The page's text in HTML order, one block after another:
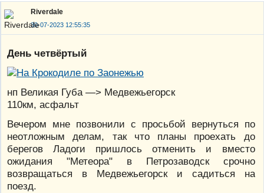
Riverdale
30-07-2023 12:55:35
День четвёртый
нп Великая Губа —> Медвежьегорск
110км, асфальт
Вечером мне позвонили с просьбой вернуться по
неотложным делам, так что планы проехать до
берегов Ладоги пришлось отменить и вместо
ожидания "Метеора" в Петрозаводск срочно
возвращаться в Медвежьегорск и садиться на
поезд.